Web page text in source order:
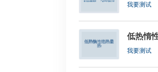
我要测试
低热惰
我要测试